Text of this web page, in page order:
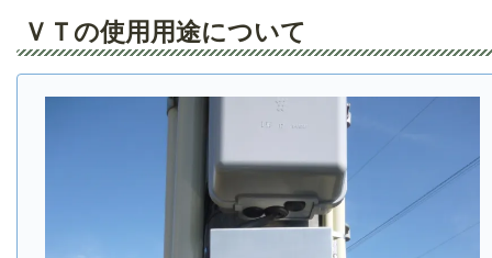
ＶＴの使用用途について